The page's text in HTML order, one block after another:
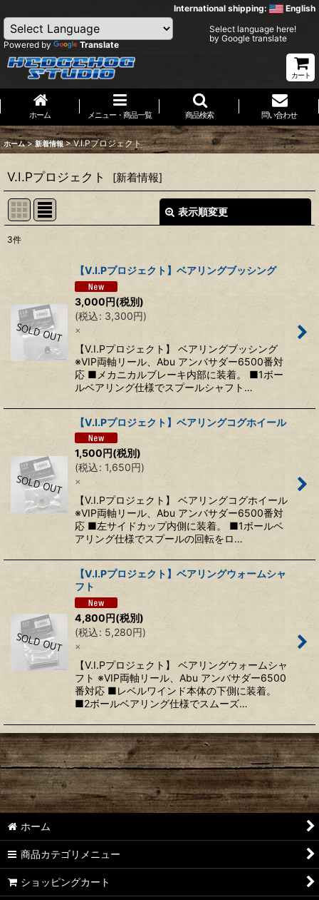
International shipping: English
Powered by Translate
Select language here!
by Google translate
カート
ホーム メニュー・商品一覧 商品検索 問い合わせ
ホーム > 新着情報 > V.I.Pプロジェクト
V.I.Pプロジェクト [新着情報]
表示順変更
3件
【V.I.Pプロジェクト】ベアリングブッシング
3,000円(税別)
(税込: 3,300円)
×
【V.I.Pプロジェクト】 ベアリングブッシング
※VIP両軸リール、Abu アンバサダー6500番対
応 ■メカニカルブレーキ内部に装着。 ■1ボー
ルベアリング仕様でスプールシャフト…
【V.I.Pプロジェクト】ベアリングコグホイール
1,500円(税別)
(税込: 1,650円)
×
【V.I.Pプロジェクト】 ベアリングコグホイール
※VIP両軸リール、Abu アンバサダー6500番対
応 ■左サイドカップ内側に装着。 ■1ボールベ
アリング仕様でスプールの回転をロ…
【V.I.Pプロジェクト】ベアリングウォームシャ
フト
4,800円(税別)
(税込: 5,280円)
×
【V.I.Pプロジェクト】 ベアリングウォームシャ
フト ※VIP両軸リール、Abu アンバサダー6500
番対応 ■レベルワインド本体の下側に装着。
■2ボールベアリング仕様でスムーズ…
ホーム
商品カテゴリメニュー
ショッピングカート